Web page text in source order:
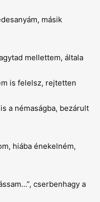
másik
mellettem, általa
is felelsz, rejtetten
a némaságba, bezárult
hiába énekelném,
cserbenhagy a